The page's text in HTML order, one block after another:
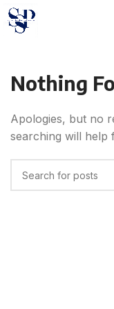
Nothing
Apologies, but no
searching will help